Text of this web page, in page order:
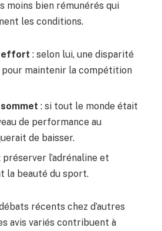
moins bien rémunérés qui
les conditions.
effort : selon lui, une disparité
maintenir la compétition
: si tout le monde était
de performance au
de baisser.
préserver l’adrénaline et
la beauté du sport.
récents chez d’autres
avis variés contribuent à